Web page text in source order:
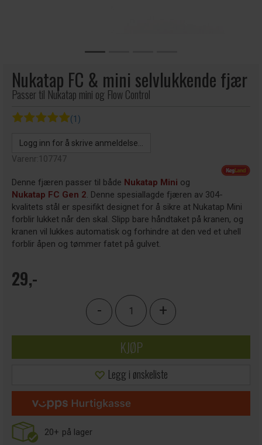
Nukatap FC & mini selvlukkende fjær
Passer til Nukatap mini og Flow Control
(1)
Logg inn for å skrive anmeldelse...
Varenr:107747
Denne fjæren passer til både Nukatap Mini og
Nukatap FC Gen 2. Denne spesiallagde fjæren av 304-
kvalitets stål er spesifikt designet for å sikre at Nukatap Mini
forblir lukket når den skal. Slipp bare håndtaket på kranen, og
kranen vil lukkes automatisk og forhindre at den ved et uhell
forblir åpen og tømmer fatet på gulvet.
29,-
- +
KJØP
Legg i ønskeliste
20+ på lager